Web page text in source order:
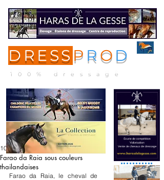
DRESS P R O D
100% dressage
Farao da Raia sous couleurs
thailandaises
10 févr. 2025
Farao da Raia, le cheval de